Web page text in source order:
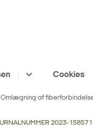
Cookies
Omlægning af
2023-158571